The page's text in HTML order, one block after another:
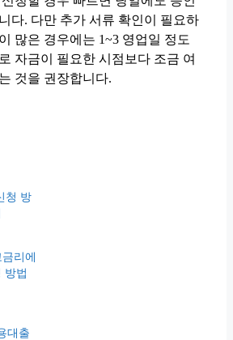
다. 다만 추가 서류 확인이 필요하
많은 경우에는 1~3 영업일 정도
자금이 필요한 시점보다 조금 여
것을 권장합니다.
청 방
리에
방법
대출